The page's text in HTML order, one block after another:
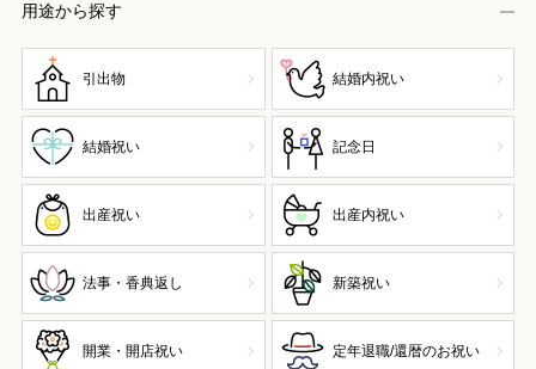
用途から探す
引出物 結婚内祝い
結婚祝い 記念日
出産祝い 出産内祝い
法事・香典返し 新築祝い
開業・開店祝い 定年退職/還暦のお祝い